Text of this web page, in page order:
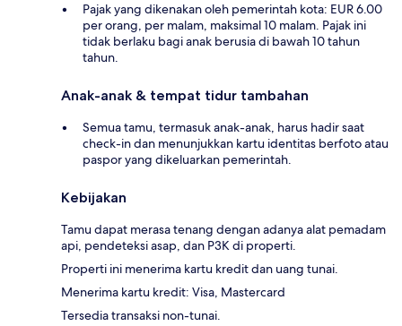
Pajak yang dikenakan oleh pemerintah kota: EUR 6.00
per orang, per malam, maksimal 10 malam. Pajak ini
tidak berlaku bagi anak berusia di bawah 10 tahun
tahun.
Anak-anak & tempat tidur tambahan
Semua tamu, termasuk anak-anak, harus hadir saat
check-in dan menunjukkan kartu identitas berfoto atau
paspor yang dikeluarkan pemerintah.
Kebijakan
Tamu dapat merasa tenang dengan adanya alat pemadam
api, pendeteksi asap, dan P3K di properti.
Properti ini menerima kartu kredit dan uang tunai.
Menerima kartu kredit: Visa, Mastercard
Tersedia transaksi non-tunai.